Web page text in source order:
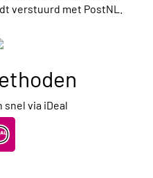
verstuurd met PostNL.
snel via iDeal